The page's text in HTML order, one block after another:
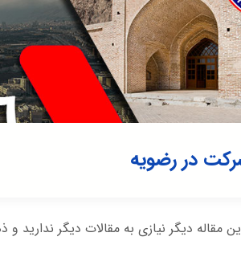
در رضويه
مقاله دیگر نیازی به مقالات دیگر ندارید